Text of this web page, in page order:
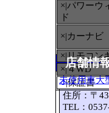
×|パワーウ
ド
×|カーナビ
×|リモコン
×|４WD
○|保証書
店舗情
未使用車大
住所：〒
TEL：